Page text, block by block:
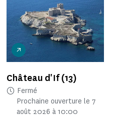
Château d'If(13)
Fermé
Prochaine ouverture le 7
août 2026 à 10:00